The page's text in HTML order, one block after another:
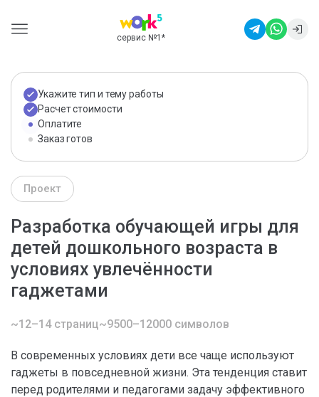
сервис №1 *
Укажите тип и тему работы
Расчет стоимости
Оплатите
Заказ готов
Проект
Разработка обучающей игры для
детей дошкольного возраста в
условиях увлечённости
гаджетами
~12–14 страниц~9500–12000 символов
В современных условиях дети все чаще используют
гаджеты в повседневной жизни. Эта тенденция ставит
перед родителями и педагогами задачу эффективного